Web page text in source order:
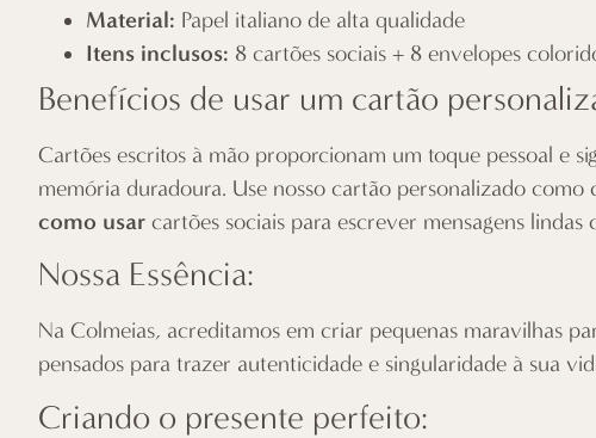
Material: Papel italiano de alta qualidade
Itens inclusos: 8 cartões sociais + 8 envelopes
Benefícios de usar um cartão
Cartões escritos à mão proporcionam um toque pessoal e
memória duradoura. Use nosso cartão personalizado como
como usar cartões sociais para escrever mensagens lindas
Nossa Essência:
Na Colmeias, acreditamos em criar pequenas maravilhas
pensados para trazer autenticidade e singularidade à sua
Criando o presente perfeito: